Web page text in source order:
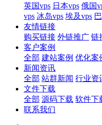
英国vps 日本vps 俄国
vps 冰岛vps 埃及vps
友情链接
购买链接 外链推广 链
客户案例
全部 建站案例 优化案
新闻资讯
全部 站群新闻 行业资
文件下载
全部 源码下载 软件下
联系我们